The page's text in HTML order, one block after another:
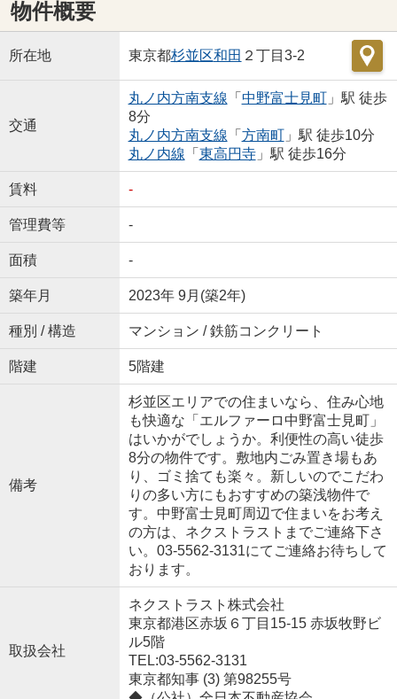
物件概要
所在地 東京都杉並区和田 ２丁目3-2
交通
丸ノ内方南支線 「 中野富士見町」駅 徒歩
8分
丸ノ内方南支線 「 方南町」駅 徒歩10分
丸ノ内線 「 東高円寺」駅 徒歩16分
賃料 -
管理費等 -
面積 -
築年月 2023年 9月(築2年)
種別 / 構造 マンション / 鉄筋コンクリート
階建 5階建
備考
杉並区エリアでの住まいなら、住み心地
も快適な「エルファーロ中野富士見町」
はいかがでしょうか。利便性の高い徒歩
8分の物件です。敷地内ごみ置き場もあ
り、ゴミ捨ても楽々。新しいのでこだわ
りの多い方にもおすすめの築浅物件で
す。中野富士見町周辺で住まいをお考え
の方は、ネクストラストまでご連絡下さ
い。03-5562-3131にてご連絡お待ちして
おります。
取扱会社
ネクストラスト株式会社
東京都港区赤坂６丁目15-15 赤坂牧野ビ
ル5階
TEL:03-5562-3131
東京都知事 (3) 第98255号